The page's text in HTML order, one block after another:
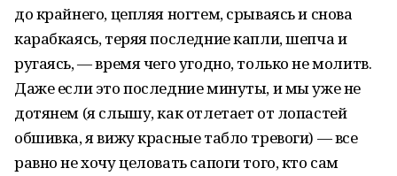
до крайнего, цепляя ногтем, срываясь и снова
карабкаясь, теряя последние капли, шепча и
ругаясь, — время чего угодно, только не молитв.
Даже если это последние минуты, и мы уже не
дотянем (я слышу, как отлетает от лопастей
обшивка, я вижу красные табло тревоги) — все
равно не хочу целовать сапоги того, кто сам